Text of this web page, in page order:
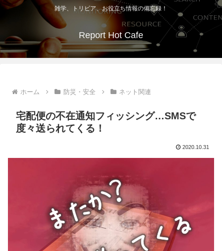
雑学、トリビア、お役立ち情報の備忘録！
Report Hot Cafe
ホーム 防災・安全 ネット関連
宅配便の不在通知フィッシング…SMSで
度々送られてくる！
2020.10.31